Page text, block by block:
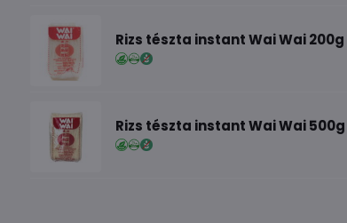
Rizs tészta instant Wai Wai 200g
Rizs tészta instant Wai Wai 500g